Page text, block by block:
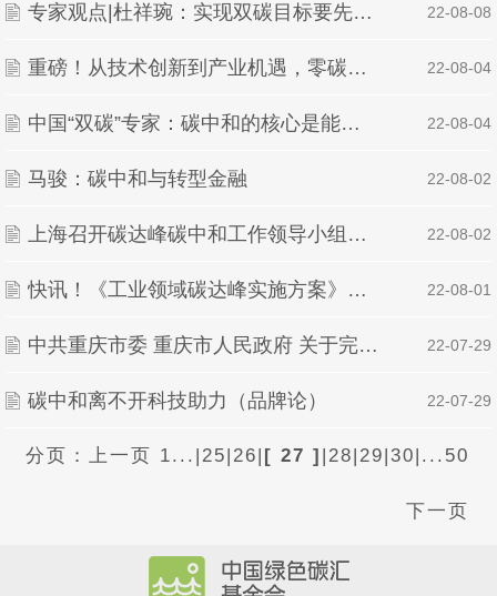
专家观点|杜祥琬：实现双碳目标要先立后破把好事办好 | 22-08-08
重磅！从技术创新到产业机遇，零碳中国峰会共议碳中和实现路径！ | 22-08-04
中国“双碳”专家：碳中和的核心是能源“革命” 急不得等不得 | 22-08-04
马骏：碳中和与转型金融 | 22-08-02
上海召开碳达峰碳中和工作领导小组扩大会议在能源、产业、交通、建筑四大领域持续发力 | 22-08-02
快讯！《工业领域碳达峰实施方案》印发 | 22-08-01
中共重庆市委 重庆市人民政府 关于完整准确全面贯彻新发展理念做好碳达峰碳中和工作的实施意见 | 22-07-29
碳中和离不开科技助力（品牌论） | 22-07-29
分页： 上一页 1... | 25| 26| [ 27 ] | 28| 29|30| ...50
下一页